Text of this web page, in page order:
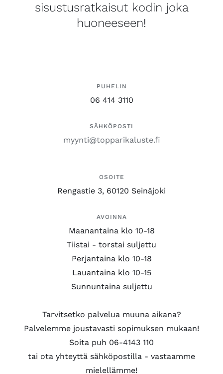
sisustusratkaisut kodin joka
huoneeseen!
PUHELIN
06 414 3110
SÄHKÖPOSTI
myynti@topparikaluste.fi
OSOITE
Rengastie 3, 60120 Seinäjoki
AVOINNA
Maanantaina klo 10-18
Tiistai - torstai suljettu
Perjantaina klo 10-18
Lauantaina klo 10-15
Sunnuntaina suljettu
Tarvitsetko palvelua muuna aikana?
Palvelemme joustavasti sopimuksen mukaan!
Soita puh 06-4143 110
tai ota yhteyttä sähköpostilla - vastaamme
mielellämme!